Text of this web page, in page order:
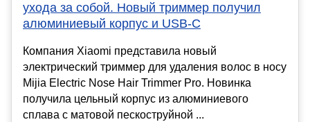
ухода за собой. Новый триммер получил
алюминиевый корпус и USB-C
Компания Xiaomi представила новый
электрический триммер для удаления волос в носу
Mijia Electric Nose Hair Trimmer Pro. Новинка
получила цельный корпус из алюминиевого
сплава с матовой пескоструйной ...